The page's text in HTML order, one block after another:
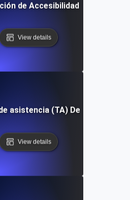
de Accesibilidad
View details
asistencia (TA) Definición
View details